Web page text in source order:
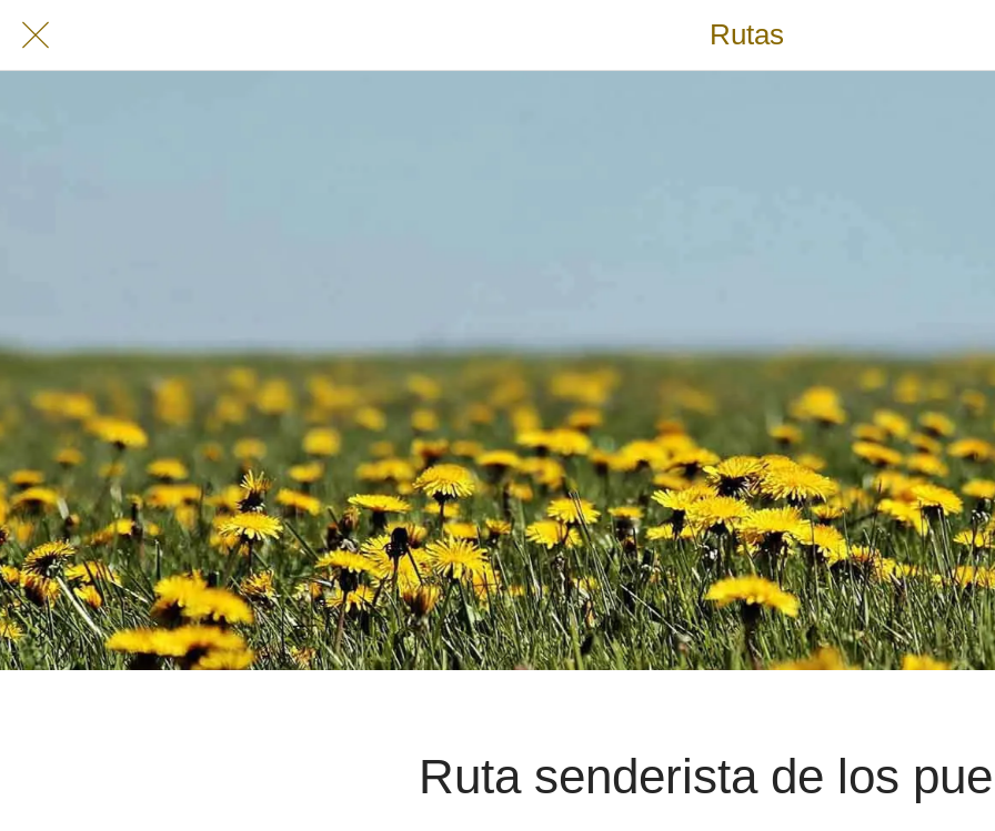
Rutas
Ruta senderista de los